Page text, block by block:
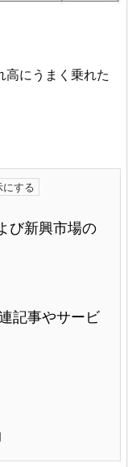
高にうまく乗れた
び新興市場の
記事やサービ